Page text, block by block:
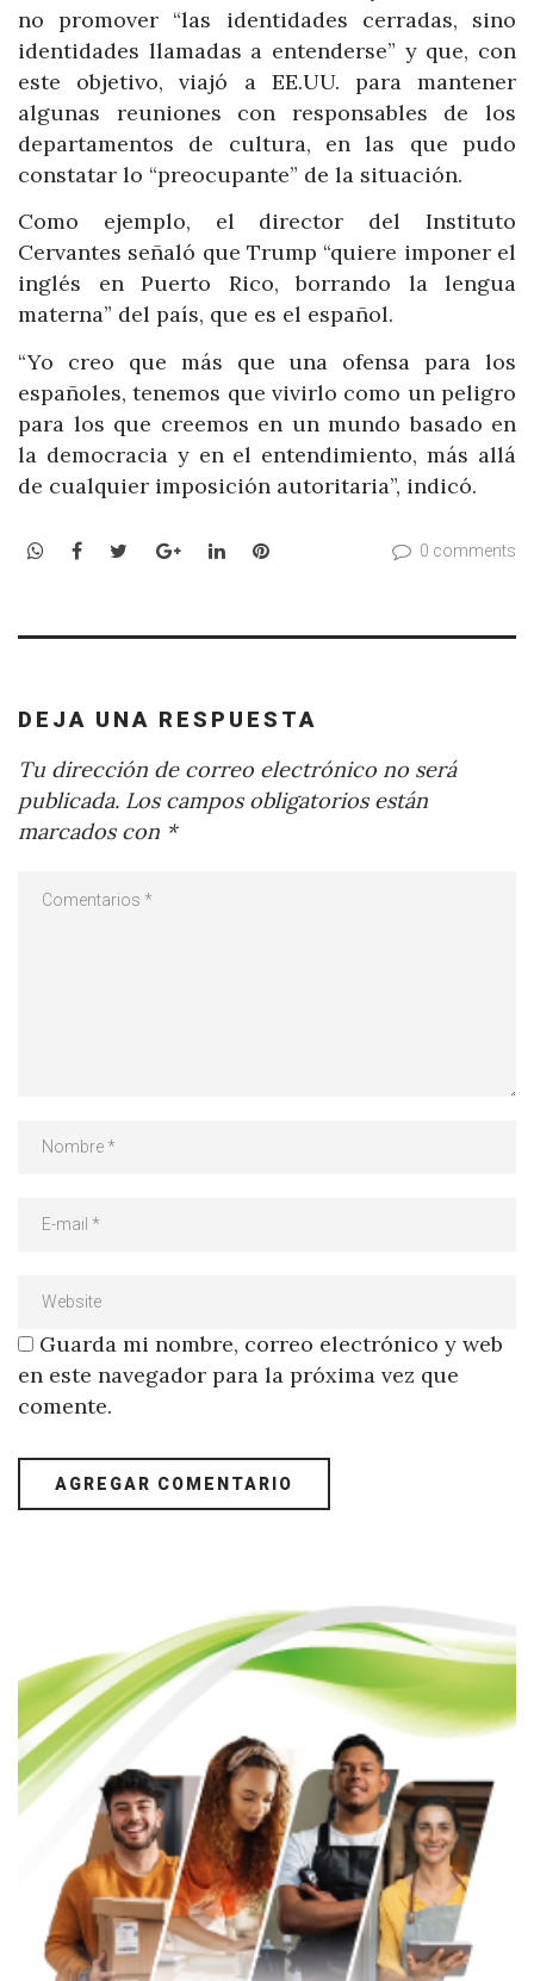
no promover “las identidades cerradas, sino
identidades llamadas a entenderse” y que, con
este objetivo, viajó a EE.UU. para mantener
algunas reuniones con responsables de los
departamentos de cultura, en las que pudo
constatar lo “preocupante” de la situación.
Como ejemplo, el director del Instituto
Cervantes señaló que Trump “quiere imponer el
inglés en Puerto Rico, borrando la lengua
materna” del país, que es el español.
“Yo creo que más que una ofensa para los
españoles, tenemos que vivirlo como un peligro
para los que creemos en un mundo basado en
la democracia y en el entendimiento, más allá
de cualquier imposición autoritaria”, indicó.
WhatsApp
Facebook
TwitterGoogle+LinkedInPinterest 0 comments
DEJA UNA RESPUESTA
Tu dirección de correo electrónico no será
publicada. Los campos obligatorios están
marcados con *
Guarda mi nombre, correo electrónico y web
en este navegador para la próxima vez que
comente.